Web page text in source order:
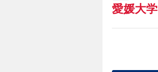
愛媛大学